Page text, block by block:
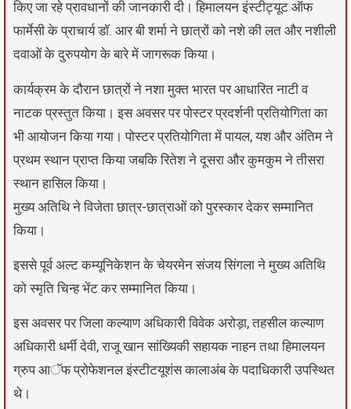
किए जा रहे प्रावधानों की जानकारी दी। हिमालयन इंस्टीट्यूट ऑफ
फार्मेसी के प्राचार्य डाॅ. आर बी शर्मा ने छात्रों को नशे की लत और नशीली
दवाओं के दुरुपयोग के बारे में जागरूक किया।
कार्यक्रम के दौरान छात्रों ने नशा मुक्त भारत पर आधारित नाटी व
नाटक प्रस्तुत किया। इस अवसर पर पोस्टर प्रदर्शनी प्रतियोगिता का
भी आयोजन किया गया। पोस्टर प्रतियोगिता में पायल, यश और अंतिम ने
प्रथम स्थान प्राप्त किया जबकि रितेश ने दूसरा और कुमकुम ने तीसरा
स्थान हासिल किया।
मुख्य अतिथि ने विजेता छात्र-छात्राओं को पुरस्कार देकर सम्मानित
किया।
इससे पूर्व अल्ट कम्यूनिकेशन के चेयरमेन संजय सिंगला ने मुख्य अतिथि
को स्मृति चिन्ह भेंट कर सम्मानित किया।
इस अवसर पर जिला कल्याण अधिकारी विवेक अरोड़ा, तहसील कल्याण
अधिकारी धर्मी देवी, राजू खान सांख्यिकी सहायक नाहन तथा हिमालयन
ग्रुप आॅफ प्रोफेशनल इंस्टीटयूशंस कालाअंब के पदाधिकारी उपस्थित
थे।